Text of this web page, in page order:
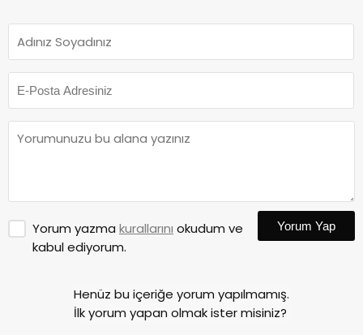
Yorum yazma kurallarını okudum ve
kabul ediyorum.
Yorum Yap
Henüz bu içeriğe yorum yapılmamış.
İlk yorum yapan olmak ister misiniz?